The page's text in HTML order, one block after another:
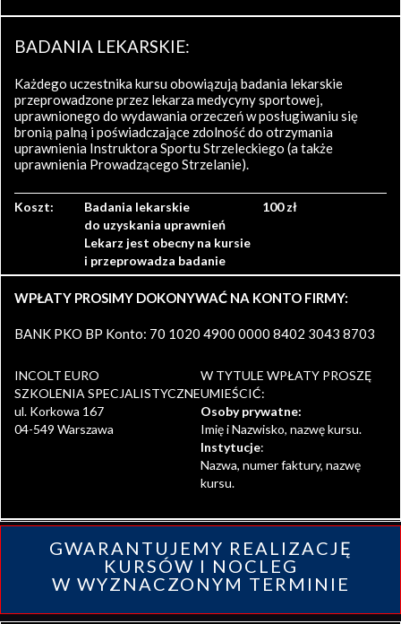
BADANIA LEKARSKIE:
Każdego uczestnika kursu obowiązują badania lekarskie
przeprowadzone przez lekarza medycyny sportowej,
uprawnionego do wydawania orzeczeń w posługiwaniu się
bronią palną i poświadczające zdolność do otrzymania
uprawnienia Instruktora Sportu Strzeleckiego (a także
uprawnienia Prowadzącego Strzelanie).
Koszt:
Badania lekarskie
do uzyskania uprawnień
Lekarz jest obecny na kursie
i przeprowadza badanie
100 zł
WPŁATY PROSIMY DOKONYWAĆ NA KONTO FIRMY:
BANK PKO BP Konto: 70 1020 4900 0000 8402 3043 8703
INCOLT EURO
SZKOLENIA SPECJALISTYCZNE
ul. Korkowa 167
04-549 Warszawa
W TYTULE WPŁATY PROSZĘ
UMIEŚCIĆ:
Osoby prywatne:
Imię i Nazwisko, nazwę kursu.
Instytucje:
Nazwa, numer faktury, nazwę
kursu.
GWARANTUJEMY REALIZACJĘ
KURSÓW I NOCLEG
W WYZNACZONYM TERMINIE